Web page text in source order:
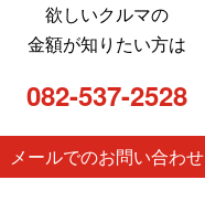
欲しいクルマの
金額が知りたい方は
082-537-2528
メールでのお問い合わせ